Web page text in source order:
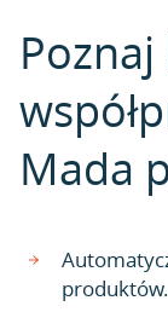
Mada
produktów.